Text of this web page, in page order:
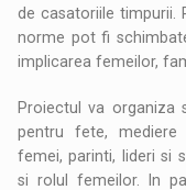
de casatoriile timpurii.
norme pot fi
implicarea femeilor,
Proiectul va organiza
pentru fete,
femei, parinti, lideri si
si rolul femeilor. In